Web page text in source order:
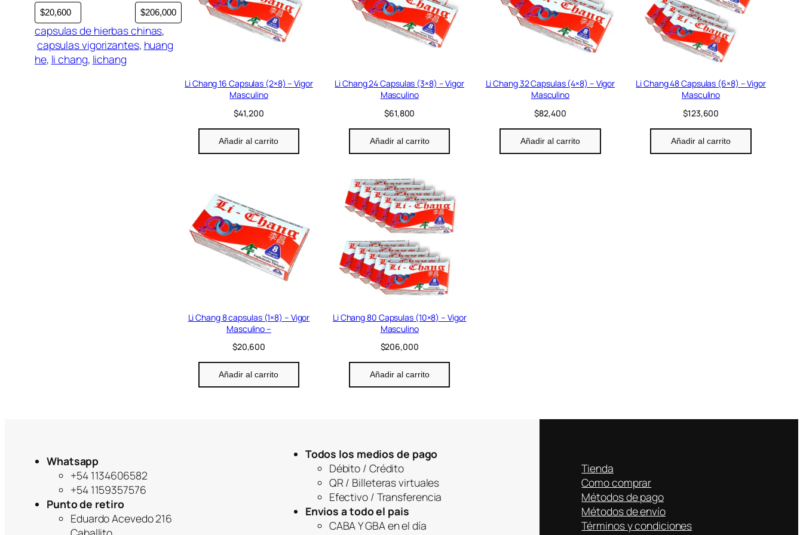
r
í
a
capsulas de hierbas chinas,
capsulas vigorizantes, huang
he, li chang, lichang
Li Chang 16 Capsulas (2×8) – Vigor
Masculino
$41,200
Añadir al carrito
Li Chang 24 Capsulas (3×8) – Vigor
Masculino
$61,800
Añadir al carrito
Li Chang 32 Capsulas (4×8) – Vigor
Masculino
$82,400
Añadir al carrito
Li Chang 48 Capsulas (6×8) – Vigor
Masculino
$123,600
Añadir al carrito
Li Chang 8 capsulas (1×8) – Vigor
Masculino –
$20,600
Añadir al carrito
Li Chang 80 Capsulas (10×8) – Vigor
Masculino
$206,000
Añadir al carrito
Whatsapp
+54 1134606582
+54 1159357576
Punto de retiro
Eduardo Acevedo 216
Todos los medios de pago
Débito / Crédito
QR / Billeteras virtuales
Efectivo / Transferencia
Envios a todo el pais
CABA Y GBA en el día
Tienda
Como comprar
Métodos de pago
Métodos de envío
Términos y condiciones